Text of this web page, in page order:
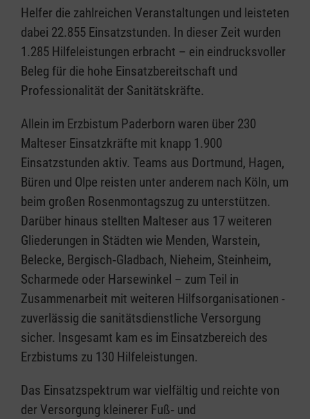
Helfer die zahlreichen Veranstaltungen und leisteten
dabei 22.855 Einsatzstunden. In dieser Zeit wurden
1.285 Hilfeleistungen erbracht – ein eindrucksvoller
Beleg für die hohe Einsatzbereitschaft und
Professionalität der Sanitätskräfte.
Allein im Erzbistum Paderborn waren über 230
Malteser Einsatzkräfte mit knapp 1.900
Einsatzstunden aktiv. Teams aus Dortmund, Hagen,
Büren und Olpe reisten unter anderem nach Köln, um
beim großen Rosenmontagszug zu unterstützen.
Darüber hinaus stellten Malteser aus 17 weiteren
Gliederungen in Städten wie Menden, Warstein,
Belecke, Bergisch‑Gladbach, Nieheim, Steinheim,
Scharmede oder Harsewinkel – zum Teil in
Zusammenarbeit mit weiteren Hilfsorganisationen -
zuverlässig die sanitätsdienstliche Versorgung
sicher. Insgesamt kam es im Einsatzbereich des
Erzbistums zu 130 Hilfeleistungen.
Das Einsatzspektrum war vielfältig und reichte von
der Versorgung kleinerer Fuß‑ und